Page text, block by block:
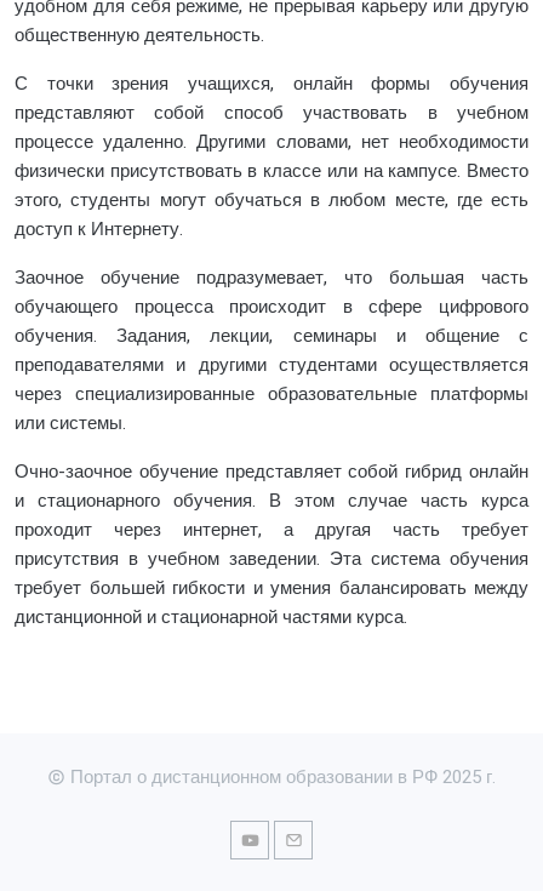
удобном для себя режиме, не прерывая карьеру или другую
общественную деятельность.
С точки зрения учащихся, онлайн формы обучения
представляют собой способ участвовать в учебном
процессе удаленно. Другими словами, нет необходимости
физически присутствовать в классе или на кампусе. Вместо
этого, студенты могут обучаться в любом месте, где есть
доступ к Интернету.
Заочное обучение подразумевает, что большая часть
обучающего процесса происходит в сфере цифрового
обучения. Задания, лекции, семинары и общение с
преподавателями и другими студентами осуществляется
через специализированные образовательные платформы
или системы.
Очно-заочное обучение представляет собой гибрид онлайн
и стационарного обучения. В этом случае часть курса
проходит через интернет, а другая часть требует
присутствия в учебном заведении. Эта система обучения
требует большей гибкости и умения балансировать между
дистанционной и стационарной частями курса.
Портал о дистанционном образовании в РФ 2025 г.